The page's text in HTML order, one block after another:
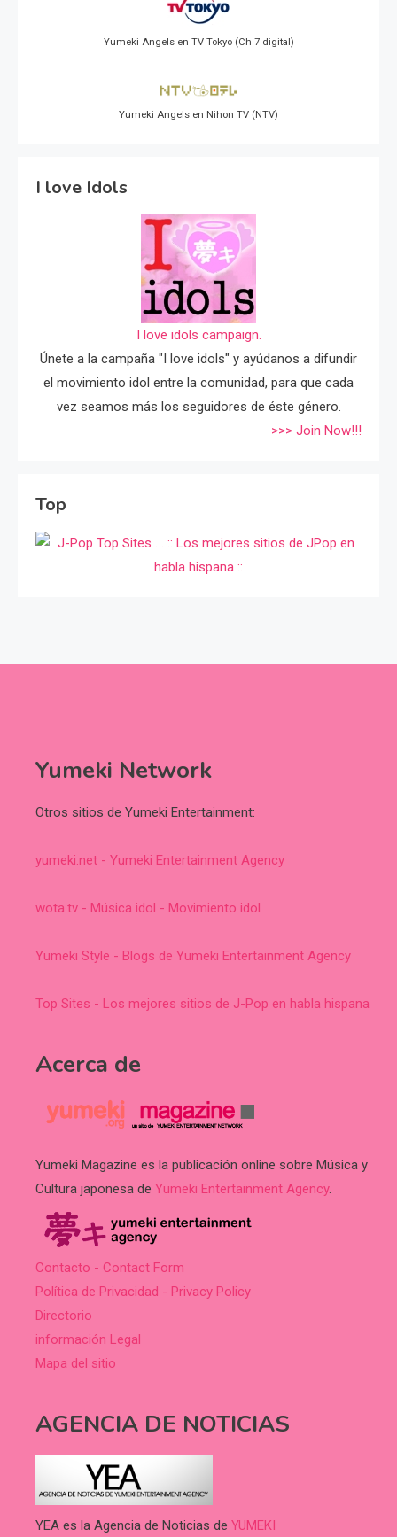
Yumeki Angels en TV Tokyo (Ch 7 digital)
Yumeki Angels en Nihon TV (NTV)
I love Idols
I love idols campaign.
Únete a la campaña "I love idols" y ayúdanos a difundir
el movimiento idol entre la comunidad, para que cada
vez seamos más los seguidores de éste género.
>>> Join Now!!!
Top
Yumeki Network
Otros sitios de Yumeki Entertainment:
yumeki.net - Yumeki Entertainment Agency
wota.tv - Música idol - Movimiento idol
Yumeki Style - Blogs de Yumeki Entertainment Agency
Top Sites - Los mejores sitios de J-Pop en habla hispana
Acerca de
Yumeki Magazine es la publicación online sobre Música y
Cultura japonesa de Yumeki Entertainment Agency.
Contacto - Contact Form
Política de Privacidad - Privacy Policy
Directorio
información Legal
Mapa del sitio
AGENCIA DE NOTICIAS
YEA es la Agencia de Noticias de YUMEKI